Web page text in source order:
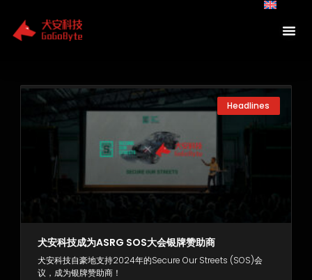
content
Headlines
犬安科技成为ASRG SOS大会银牌赞助商
犬安科技自豪地支持2024年的Secure Our Streets (SOS)会
议，成为银牌赞助商！
PagePagePage